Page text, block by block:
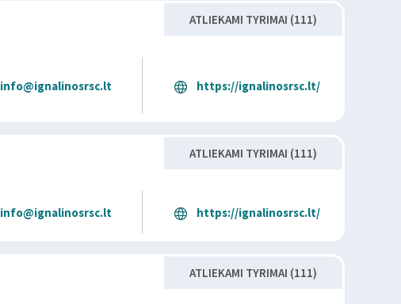
ATLIEKAMI TYRIMAI (111)
info@ignalinosrsc.lt https://ignalinosrsc.lt/
ATLIEKAMI TYRIMAI (111)
info@ignalinosrsc.lt https://ignalinosrsc.lt/
ATLIEKAMI TYRIMAI (111)